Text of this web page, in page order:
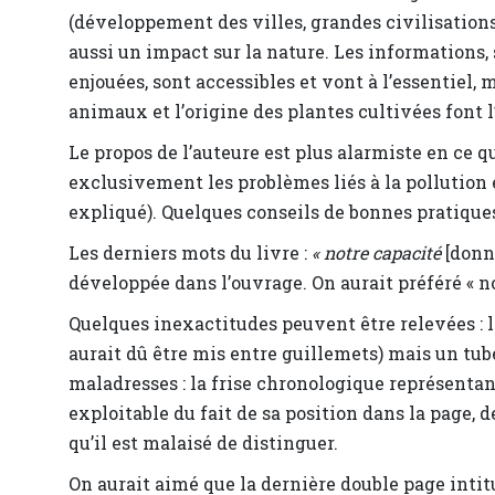
(développement des villes, grandes
aussi un impact sur la nature. Les
enjouées, sont accessibles et vont à l’essentiel,
animaux et l’origine des plantes cultivées font
Le propos de l’auteure est plus alarmiste en ce
exclusivement les problèmes liés à la pollution
expliqué). Quelques conseils de bonnes
Les derniers mots du livre : « notre capacité
développée dans l’ouvrage. On aurait préféré «
Quelques inexactitudes peuvent être relevées :
aurait dû être mis entre guillemets) mais un
maladresses : la frise chronologique
exploitable du fait de sa position dans la page,
qu’il est malaisé de distinguer.
On aurait aimé que la dernière double page